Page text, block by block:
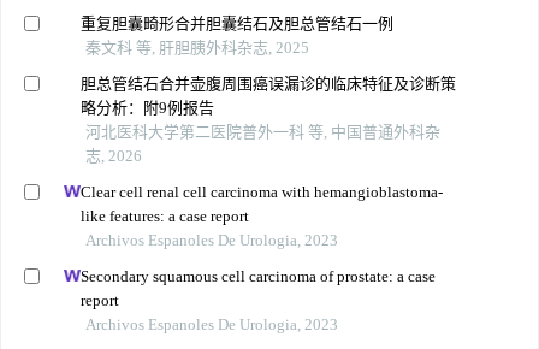
重复胆囊畸形合并胆囊结石及胆总管结石一例
秦文科 等, 肝胆胰外科杂志, 2025
胆总管结石合并壶腹周围癌误漏诊的临床特征及诊断策
略分析：附9例报告
河北医科大学第二医院普外一科 等, 中国普通外科杂
志, 2026
Clear cell renal cell carcinoma with hemangioblastoma-
like features: a case report
Archivos Espanoles De Urologia, 2023
Secondary squamous cell carcinoma of prostate: a case
report
Archivos Espanoles De Urologia, 2023